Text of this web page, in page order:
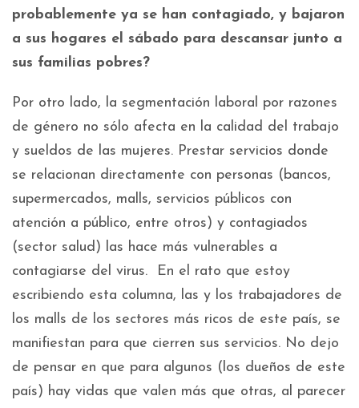
probablemente ya se han contagiado, y bajaron
a sus hogares el sábado para descansar junto a
sus familias pobres?
Por otro lado, la segmentación laboral por razones
de género no sólo afecta en la calidad del trabajo
y sueldos de las mujeres. Prestar servicios donde
se relacionan directamente con personas (bancos,
supermercados, malls, servicios públicos con
atención a público, entre otros) y contagiados
(sector salud) las hace más vulnerables a
contagiarse del virus. En el rato que estoy
escribiendo esta columna, las y los trabajadores de
los malls de los sectores más ricos de este país, se
manifiestan para que cierren sus servicios. No dejo
de pensar en que para algunos (los dueños de este
país) hay vidas que valen más que otras, al parecer